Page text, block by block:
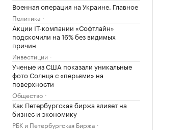
Военная операция на Украине. Главное
Политика
Акции IT-компании «Софтлайн»
подскочили на 16% без видимых
причин
Инвестиции
Ученые из США показали уникальные
фото Солнца с «перьями» на
поверхности
Общество
Как Петербургская биржа влияет на
бизнес и экономику
РБК и Петербургская Биржа